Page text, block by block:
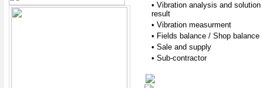
• Vibration analysis and solution
result
• Vibration measurment
• Fields balance / Shop balance
• Sale and supply
• Sub-contractor